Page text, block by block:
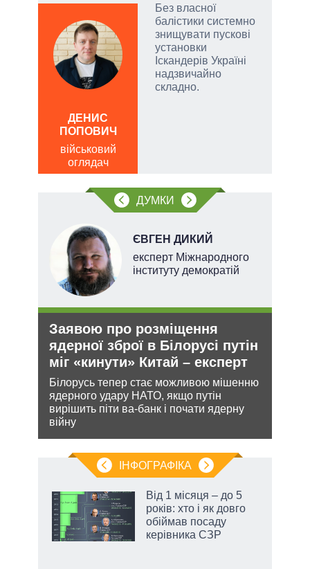
Без власної
балістики системно
знищувати пускові
установки
Іскандерів Україні
надзвичайно
складно.
ДЕНИС
ПОПОВИЧ
військовий
оглядач
ДУМКИ
ЄВГЕН ДИКИЙ
експерт Міжнародного
інституту демократій
Заявою про розміщення
ядерної зброї в Білорусі путін
міг «кинути» Китай – експерт
Білорусь тепер стає можливою мішенню
ядерного удару НАТО, якщо путін
вирішить піти ва-банк і почати ядерну
війну
ІНФОГРАФІКА
Від 1 місяця – до 5
років: хто і як довго
обіймав посаду
керівника СЗР